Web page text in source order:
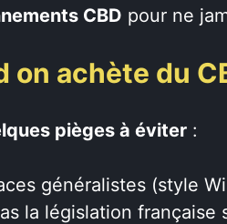
CBD pour ne
on achète du
pièges à éviter :
généralistes (style
la législation française